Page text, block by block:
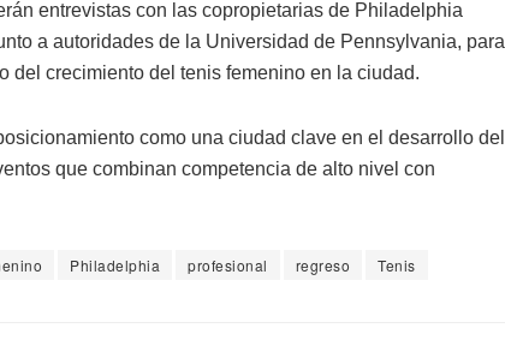
entrevistas con las copropietarias de Philadelphia
a autoridades de la Universidad de Pennsylvania, para
del crecimiento del tenis femenino en la ciudad.
como una ciudad clave en el desarrollo del
que combinan competencia de alto nivel con
Philadelphia profesional regreso Tenis